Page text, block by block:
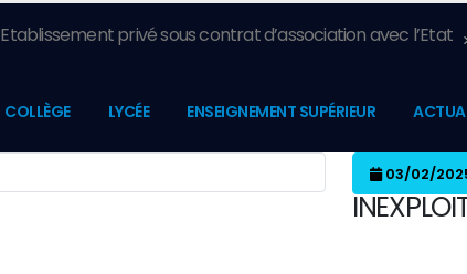
Etablissement privé sous contrat d’association avec l’Etat
COLLÈGE LYCÉE ENSEIGNEMENT SUPÉRIEUR
03/02/